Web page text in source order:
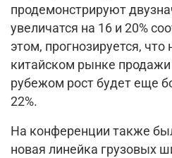
продемонстрируют
увеличатся на 16 и 20%
этом, прогнозируется, что
китайском рынке продажи
рубежом рост будет еще
22%.
На конференции также
новая линейка грузовых